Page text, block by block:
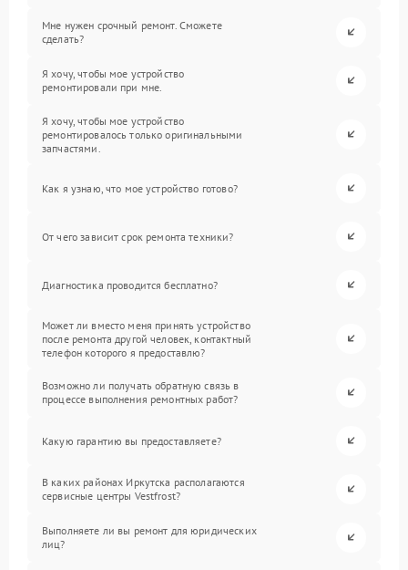
Мне нужен срочный ремонт. Сможете
сделать?
Я хочу, чтобы мое устройство
ремонтировали при мне.
Я хочу, чтобы мое устройство
ремонтировалось только оригинальными
запчастями.
Как я узнаю, что мое устройство готово?
От чего зависит срок ремонта техники?
Диагностика проводится бесплатно?
Может ли вместо меня принять устройство
после ремонта другой человек, контактный
телефон которого я предоставлю?
Возможно ли получать обратную связь в
процессе выполнения ремонтных работ?
Какую гарантию вы предоставляете?
В каких районах Иркутска располагаются
сервисные центры Vestfrost?
Выполняете ли вы ремонт для юридических
лиц?